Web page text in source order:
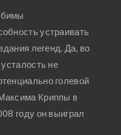
устраивать
легенд. Да, во
не
голевой
Криппы в
году он выиграл